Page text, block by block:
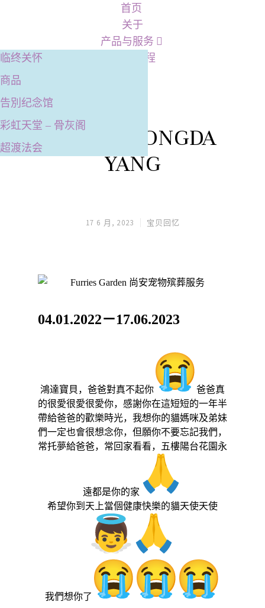
首页
关于
产品与服务
临终关怀
商品
告別纪念馆
彩虹天堂 – 骨灰阁
超渡法会
服务流程
楊鴻達 HONGDA
YANG
17 6 月, 2023 宝贝回忆
04.01.2022－17.06.2023
鴻達寶貝，爸爸對真不起你
爸爸真
的很愛很愛很愛你， 感謝你在這短短的一年半
帶給爸爸的歡樂時光， 我想你的貓媽咪及弟妹
們一定也會很想念你，但願你不要忘記我們，
常托夢給爸爸，常回家看看，五樓陽台花園永
遠都是你的家
希望你到天上當個健康快樂的貓天使天使
我們想你了